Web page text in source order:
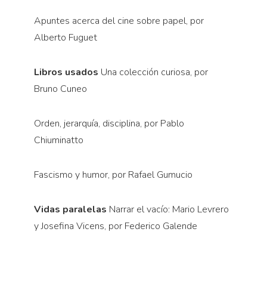
Apuntes acerca del cine sobre papel, por
Alberto Fuguet
Libros usados Una colección curiosa, por
Bruno Cuneo
Orden, jerarquía, disciplina, por Pablo
Chiuminatto
Fascismo y humor, por Rafael Gumucio
Vidas paralelas Narrar el vacío: Mario Levrero
y Josefina Vicens, por Federico Galende